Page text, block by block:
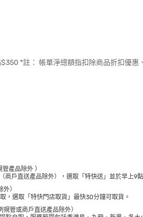
*註： 帳單淨總額指扣除商品折扣優惠
產品除外 ）
商戶直送產品除外），選取「特快送」並於早上9
）
，選取「特快門店取貨」最快30分鐘可取貨。
管或商戶直送產品除外）